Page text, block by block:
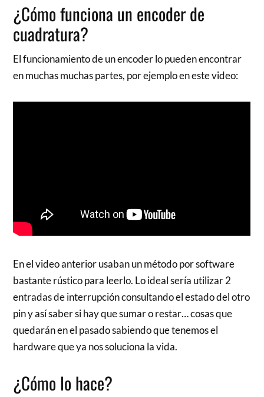
¿Cómo funciona un encoder de
cuadratura?
El funcionamiento de un encoder lo pueden encontrar
en muchas muchas partes, por ejemplo en este video:
En el video anterior usaban un método por software
bastante rústico para leerlo. Lo ideal sería utilizar 2
entradas de interrupción consultando el estado del otro
pin y así saber si hay que sumar o restar… cosas que
quedarán en el pasado sabiendo que tenemos el
hardware que ya nos soluciona la vida.
¿Cómo lo hace?